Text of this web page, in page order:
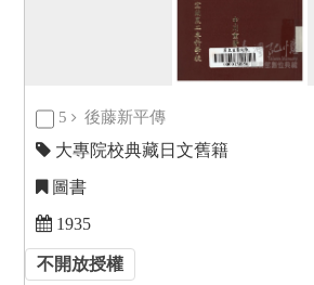
5 後藤新平傳
大專院校典藏日文舊籍
圖書
1935
不開放授權